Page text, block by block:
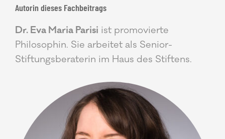
Autorin dieses Fachbeitrags
Dr. Eva Maria Parisi ist promovierte
Philosophin. Sie arbeitet als Senior-
Stiftungsberaterin im Haus des Stiftens.